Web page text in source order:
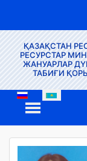
ҚАЗАҚСТАН
РЕСУРСТАР
ЖАНУАРЛАР
ТАБИҒИ